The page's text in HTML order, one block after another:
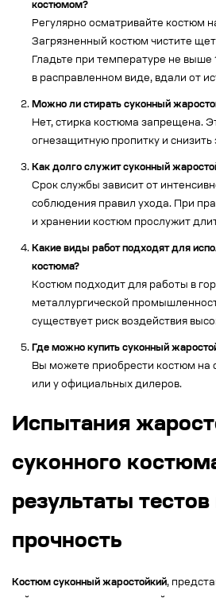
костюмом?
Регулярно осматривайте костюм
Загрязненный костюм чистите
Гладьте при температуре не
в расправленном виде, вдали от
Можно ли стирать суконный
Нет, стирка костюма запрещена.
огнезащитную пропитку и
Как долго служит суконный
Срок службы зависит от
соблюдения правил ухода. При
и хранении костюм прослужит
Какие виды работ подходят для
костюма?
Костюм подходит для работы в
металлургической
существует риск воздействия
Где можно купить суконный
Вы можете приобрести костюм на
или у официальных дилеров.
Испытания
суконного
результаты тестов
прочность
Костюм суконный жаростойкий,